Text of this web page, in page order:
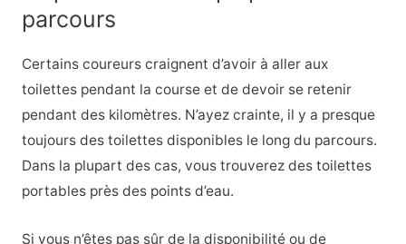
parcours
Certains coureurs craignent d’avoir à aller aux
toilettes pendant la course et de devoir se retenir
pendant des kilomètres. N’ayez crainte, il y a presque
toujours des toilettes disponibles le long du parcours.
Dans la plupart des cas, vous trouverez des toilettes
portables près des points d’eau.
Si vous n’êtes pas sûr de la disponibilité ou de